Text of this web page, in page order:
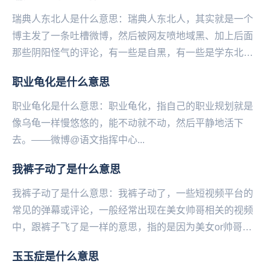
瑞典人东北人是什么意思：瑞典人东北人，其实就是一个
博主发了一条吐槽微博，然后被网友喷地域黑、加上后面
那些阴阳怪气的评论，有一些是自黑，有一些是学东北人
说...
职业龟化是什么意思
职业龟化是什么意思：职业龟化，指自己的职业规划就是
像乌龟一样慢悠悠的，能不动就不动，然后平静地活下
去。——微博@语文指挥中心...
我裤子动了是什么意思
我裤子动了是什么意思：我裤子动了，一些短视频平台的
常见的弹幕或评论，一‌‌‌‌‌‌‌‌‌‌‌般经常出现在美女帅哥相关的视频
中，跟裤子飞了是一样的意思，指的是因为美女or帅哥太
玉玉症是什么意思